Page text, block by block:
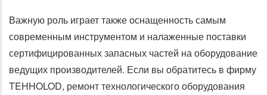
Важную роль играет также оснащенность самым
современным инструментом и налаженные поставки
сертифицированных запасных частей на оборудование
ведущих производителей. Если вы обратитесь в фирму
TEHHOLOD, ремонт технологического оборудования